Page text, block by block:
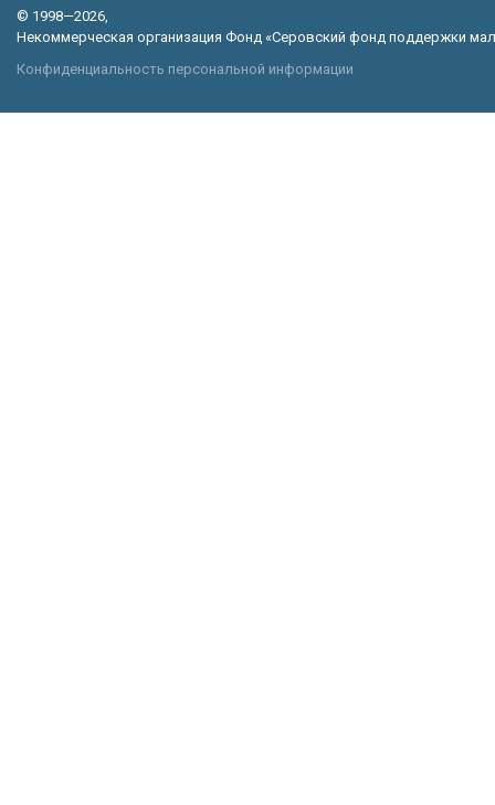
© 1998—2026,
Некоммерческая организация Фонд «Серовский фонд поддержки
Конфиденциальность персональной информации